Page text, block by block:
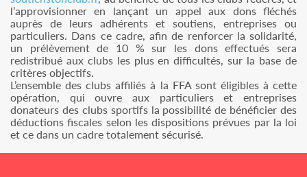
l’approvisionner en lançant un appel aux dons fléchés
auprès de leurs adhérents et soutiens, entreprises ou
particuliers. Dans ce cadre, afin de renforcer la solidarité,
un prélèvement de 10 % sur les dons effectués sera
redistribué aux clubs les plus en difficultés, sur la base de
critères objectifs.
L’ensemble des clubs affiliés à la FFA sont éligibles à cette
opération, qui ouvre aux particuliers et entreprises
donateurs des clubs sportifs la possibilité de bénéficier des
déductions fiscales selon les dispositions prévues par la loi
et ce dans un cadre totalement sécurisé.